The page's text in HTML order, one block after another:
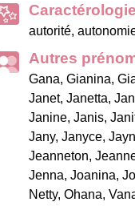
autorité,
Autres
Gana, Gianina,
Janet, Janetta,
Janine, Janis,
Jany, Janyce,
Jeanneton,
Jenna, Joanina,
Netty, Ohana,